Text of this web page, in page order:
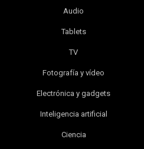
Audio
Tablets
TV
Fotografía y vídeo
Electrónica y gadgets
Inteligencia artificial
Ciencia